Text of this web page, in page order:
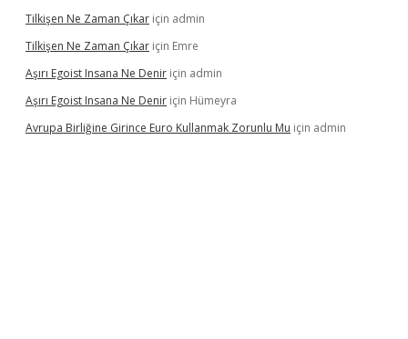
Tilkişen Ne Zaman Çıkar için admin
Tilkişen Ne Zaman Çıkar için Emre
Aşırı Egoist Insana Ne Denir için admin
Aşırı Egoist Insana Ne Denir için Hümeyra
Avrupa Birliğine Girince Euro Kullanmak Zorunlu Mu için admin